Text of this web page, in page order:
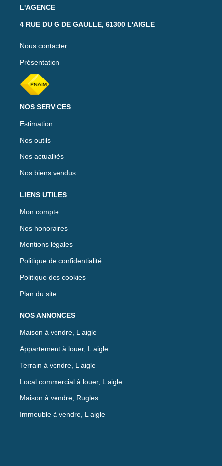
L'AGENCE
4 RUE DU G DE GAULLE, 61300 L'AIGLE
Nous contacter
Présentation
NOS SERVICES
Estimation
Nos outils
Nos actualités
Nos biens vendus
LIENS UTILES
Mon compte
Nos honoraires
Mentions légales
Politique de confidentialité
Politique des cookies
Plan du site
NOS ANNONCES
Maison à vendre, L aigle
Appartement à louer, L aigle
Terrain à vendre, L aigle
Local commercial à louer, L aigle
Maison à vendre, Rugles
Immeuble à vendre, L aigle